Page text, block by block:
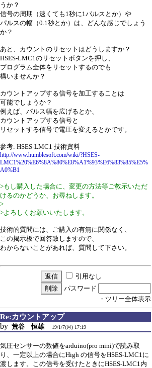
うか？
信号の周期（速くても1秒に1パルスとか）や
パルスの幅（0.1秒とか）は、どんな感じでしょう
か？
あと、カウントのリセットはどうしますか？
HSES-LMC1のリセットボタンを押し、
プログラム全体をリセットするのでも
構いませんか？
カウントアップする信号を加工することは
可能でしょうか？
例えば、パルス幅を広げるとか、
カウントアップする信号と
リセットする信号で電圧を変えるとかです。
参考: HSES-LMC1 技術資料
http://www.humblesoft.com/wiki/?HSES-
LMC1%20%E6%8A%80%E8%A1%93%E6%83%85%E5%
A0%B1
>もし購入した場合に、変更の方法等ご教示いただ
けるのかどうか、お尋ねします。
>
>よろしくお願いいたします。
技術的質問には、ご購入の有無に関係なく、
この掲示板で回答致しますので、
わからないことがあれば、質問して下さい。
引用なし
パスワード
・ツリー全体表示
Re:カウントアップ
by 荒谷 恒雄 19/1/7(月) 17:19
気圧センサーの数値をarduino(pro mini)で読み取
り、一定以上の場合にHigh の信号をHSES-LMC1に
渡します。この信号を受けたときにHSES-LMC1内